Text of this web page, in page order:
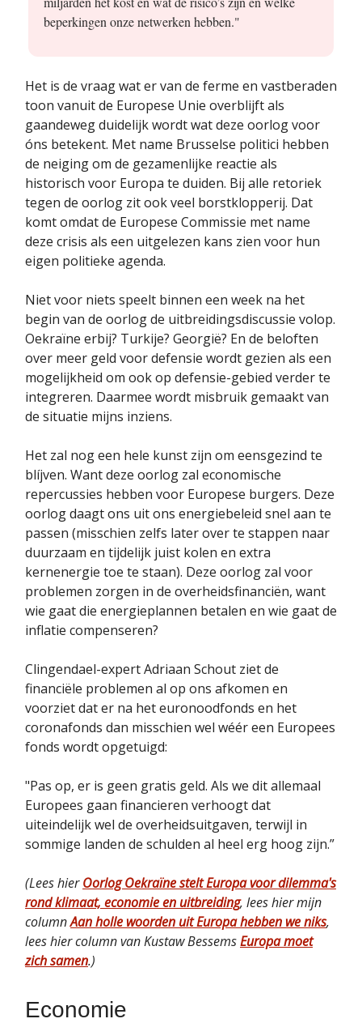
beperkingen onze netwerken hebben."
Het is de vraag wat er van de ferme en vastberaden
toon vanuit de Europese Unie overblijft als
gaandeweg duidelijk wordt wat deze oorlog voor
óns betekent. Met name Brusselse politici hebben
de neiging om de gezamenlijke reactie als
historisch voor Europa te duiden. Bij alle retoriek
tegen de oorlog zit ook veel borstklopperij. Dat
komt omdat de Europese Commissie met name
deze crisis als een uitgelezen kans zien voor hun
eigen politieke agenda.
Niet voor niets speelt binnen een week na het
begin van de oorlog de uitbreidingsdiscussie volop.
Oekraïne erbij? Turkije? Georgië? En de beloften
over meer geld voor defensie wordt gezien als een
mogelijkheid om ook op defensie-gebied verder te
integreren. Daarmee wordt misbruik gemaakt van
de situatie mijns inziens.
Het zal nog een hele kunst zijn om eensgezind te
blíjven. Want deze oorlog zal economische
repercussies hebben voor Europese burgers. Deze
oorlog daagt ons uit ons energiebeleid snel aan te
passen (misschien zelfs later over te stappen naar
duurzaam en tijdelijk juist kolen en extra
kernenergie toe te staan). Deze oorlog zal voor
problemen zorgen in de overheidsfinanciën, want
wie gaat die energieplannen betalen en wie gaat de
inflatie compenseren?
Clingendael-expert Adriaan Schout ziet de
financiële problemen al op ons afkomen en
voorziet dat er na het euronoodfonds en het
coronafonds dan misschien wel wéér een Europees
fonds wordt opgetuigd:
"Pas op, er is geen gratis geld. Als we dit allemaal
Europees gaan financieren verhoogt dat
uiteindelijk wel de overheidsuitgaven, terwijl in
sommige landen de schulden al heel erg hoog zijn.”
(Lees hierOorlog Oekraïne stelt Europa voor dilemma's
rond klimaat, economie en uitbreiding, lees hier mijn
columnAan holle woorden uit Europa hebben we niks,
lees hier column van Kustaw BessemsEuropa moet
zich samen.)
Economie